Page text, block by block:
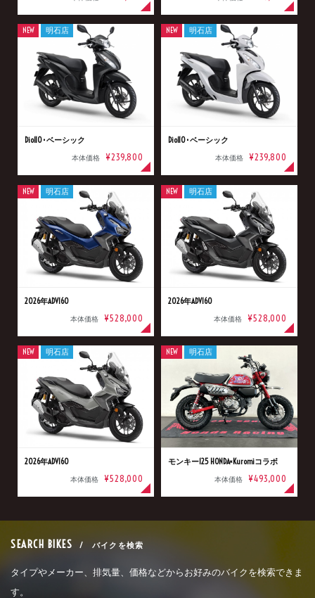
Dio110･ベーシック
本体価格 ¥239,800
NEW 明石店
Dio110･ベーシック
本体価格 ¥239,800
NEW 明石店
2026年ADV160
本体価格 ¥528,000
NEW 明石店
2026年ADV160
本体価格 ¥528,000
NEW 明石店
2026年ADV160
本体価格 ¥528,000
NEW 明石店
モンキー125 HONDA×Kuromiコラボ
本体価格 ¥493,000
NEW 明石店
SEARCH BIKES / バイクを検索
タイプやメーカー、排気量、価格などからお好みのバイクを検索できま
す。